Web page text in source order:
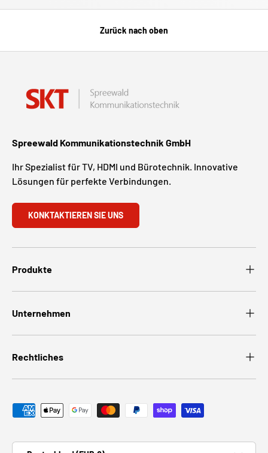
Zurück nach oben
Spreewald Kommunikationstechnik GmbH
Ihr Spezialist für TV, HDMI und Bürotechnik. Innovative
Lösungen für perfekte Verbindungen.
KONKTAKTIEREN SIE UNS
Produkte
Unternehmen
Rechtliches
Zahlungsmethoden